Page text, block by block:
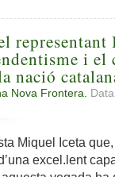
representant
i el
nació
Nova Frontera.
Miquel Iceta
excel.lent